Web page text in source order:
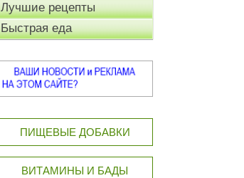
Лучшие рецепты
Быстрая еда
ПИЩЕВЫЕ ДОБАВКИ
ВИТАМИНЫ И БАДЫ